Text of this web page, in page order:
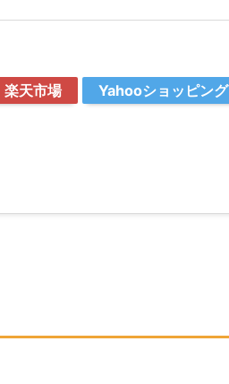
楽天市場 Yahooショッピング